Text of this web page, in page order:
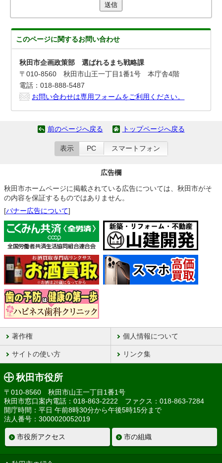
送信
このページに関するお問い合わせ
秋田市企画政策部 選ばれるまち戦略課
〒010-8560 秋田市山王一丁目1番1号 本庁舎4階
電話：018-888-5487
お問い合わせは専用フォームをご利用ください。
前のページへ戻る トップページへ戻る
表示 PC スマートフォン
広告欄
秋田市ホームページに掲載されている広告については、秋田市がそ
の内容を保証するものではありません。
[バナー広告について]
著作権 個人情報について
サイトの使い方 リンク集
秋田市役所
〒010-8560 秋田市山王一丁目1番1号
秋田市窓口案内電話：018-863-2222 ファクス：018-863-7284
開庁時間：平日 午前8時30分から午後5時15分まで
法人番号：3000020052019
市役所アクセス 市の組織